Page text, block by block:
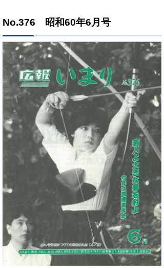
No.376 昭和60年6月号